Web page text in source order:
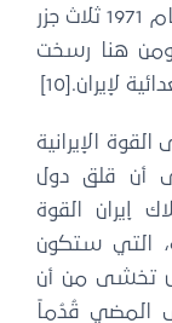
سيادة بعض الدول، ولا تزال تحتل منذ عام 1971 ثلاث جزر
هنا رسخت
دول
القوة
ستكون
من أن
قُدُماً